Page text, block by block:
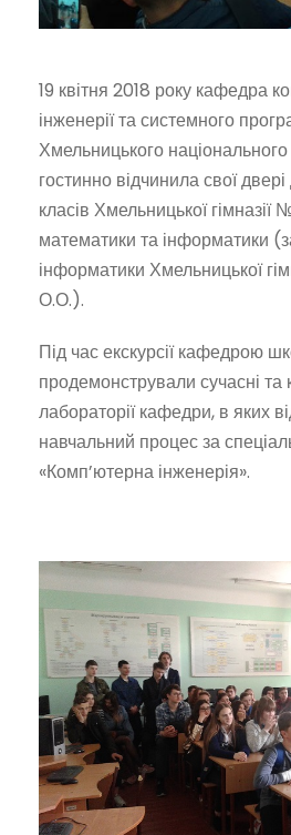
19 квітня 2018 року кафедра
інженерії та системного
Хмельницького національного
гостинно відчинила свої
класів Хмельницької
математики та інформатики
інформатики Хмельницької
О.О.).
Під час екскурсії кафедрою
продемонстрували сучасні та
лабораторії кафедри, в яких
навчальний процес за
«Комп’ютерна інженерія».